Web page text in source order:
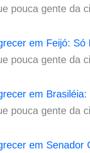
pouca gente da
em Feijó: Só
pouca gente da
em
pouca gente da
em Senador